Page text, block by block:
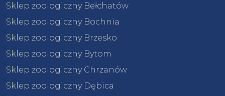
Sklep zoologiczny Bełchatów
Sklep zoologiczny Bochnia
Sklep zoologiczny Brzesko
Sklep zoologiczny Bytom
Sklep zoologiczny Chrzanów
Sklep zoologiczny Dębica